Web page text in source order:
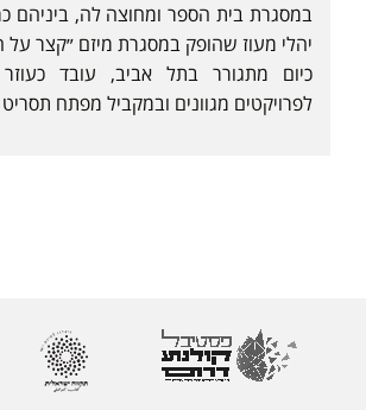
במסגרת בית הספר ומחוצה לה, ביניהם
יהלי מעוז שהופק במסגרת מיזם ״קצר על
כיום מתגורר בתל אביב, עובד
לפרויקטים מגוונים ובמקביל מפתח